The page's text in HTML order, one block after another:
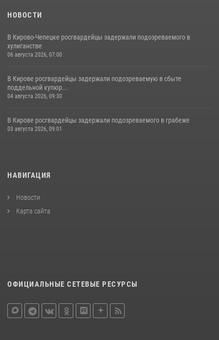
НОВОСТИ
В Кирово-Чепецке росгвардейцы задержали подозреваемого в
хулиганстве
06 августа 2026, 07:00
В Кирове росгвардейцы задержали подозреваемую в сбыте
поддельной купюр...
04 августа 2026, 09:30
В Кирове росгвардейцы задержали подозреваемого в грабеже
03 августа 2026, 09:01
НАВИГАЦИЯ
Новости
Карта сайта
ОФИЦИАЛЬНЫЕ СЕТЕВЫЕ РЕСУРСЫ